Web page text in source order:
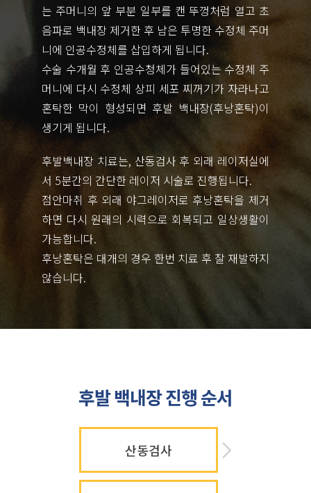
는 주머니의 앞 부분 일부를 캔 뚜껑처럼 열고 초
음파로 백내장 제거한 후 남은 투명한 수정체 주머
니에 인공수정체를 삽입하게 됩니다.
수술 수개월 후 인공수청체가 들어있는 수정체 주
머니에 다시 수정체 상피 세포 찌꺼기가 자라나고
혼탁한 막이 형성되면 후발 백내장(후낭혼탁)이
생기게 됩니다.
후발백내장 치료는, 산동검사 후 외래 레이저실에
서 5분간의 간단한 레이저 시술로 진행됩니다.
점안마취 후 외래 야그레이저로 후낭혼탁을 제거
하면 다시 원래의 시력으로 회복되고 일상생활이
가능합니다.
후낭혼탁은 대개의 경우 한번 치료 후 잘 재발하지
않습니다.
후발 백내장 진행 순서
산동검사